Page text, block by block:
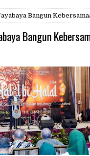
Bangun
Bangun